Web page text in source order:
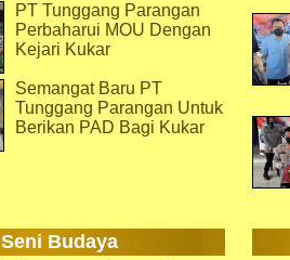
PT Tunggang Parangan
Perbaharui MOU Dengan
Kejari Kukar
Semangat Baru PT
Tunggang Parangan Untuk
Berikan PAD Bagi Kukar
Seni Budaya